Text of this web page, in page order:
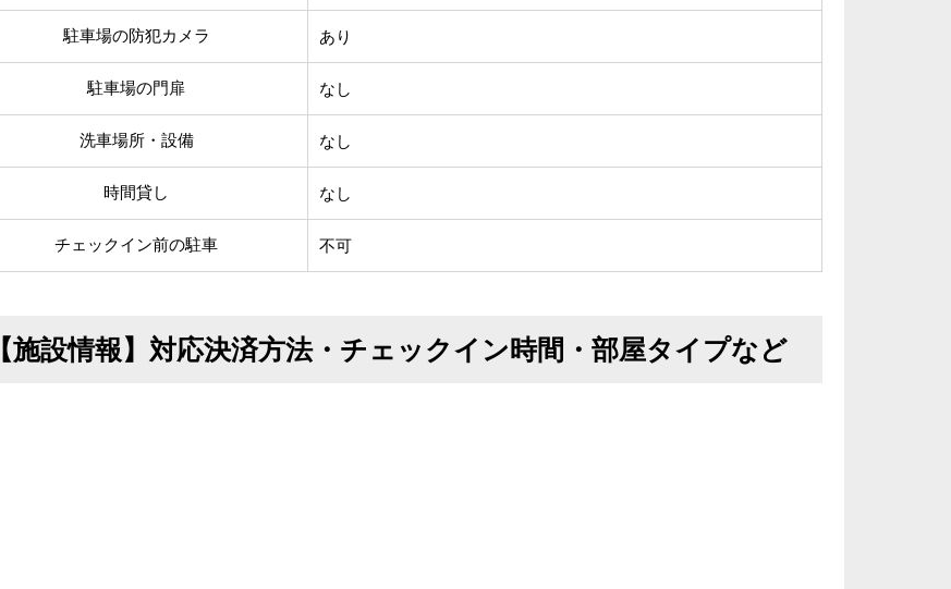
駐車場の防犯カメラ あり
駐車場の門扉 なし
洗車場所・設備 なし
時間貸し なし
チェックイン前の駐車 不可
【施設情報】対応決済方法・チェックイン時間・部屋タイプなど